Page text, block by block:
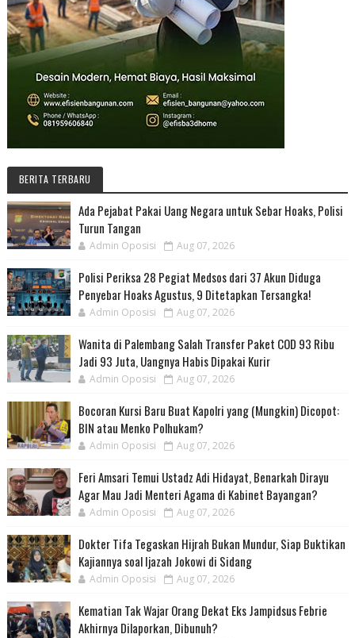
BERITA TERBARU
Ada Pejabat Pakai Uang Negara untuk Sebar Hoaks, Polisi
Turun Tangan
Admin Oposisi Aug 07, 2026
Polisi Periksa 28 Pegiat Medsos dari 37 Akun Diduga
Penyebar Hoaks Agustus, 9 Ditetapkan Tersangka!
Admin Oposisi Aug 07, 2026
Wanita di Palembang Salah Transfer Paket COD 93 Ribu
Jadi 93 Juta, Uangnya Habis Dipakai Kurir
Admin Oposisi Aug 07, 2026
Bocoran Kursi Baru Buat Kapolri yang (Mungkin) Dicopot:
BIN atau Menko Polhukam?
Admin Oposisi Aug 07, 2026
Feri Amsari Temui Ustadz Adi Hidayat, Benarkah Dirayu
Agar Mau Jadi Menteri Agama di Kabinet Bayangan?
Admin Oposisi Aug 07, 2026
Dokter Tifa Tegaskan Hijrah Bukan Mundur, Siap Buktikan
Kajiannya soal Ijazah Jokowi di Sidang
Admin Oposisi Aug 07, 2026
Kematian Tak Wajar Orang Dekat Eks Jampidsus Febrie
Akhirnya Dilaporkan, Dibunuh?